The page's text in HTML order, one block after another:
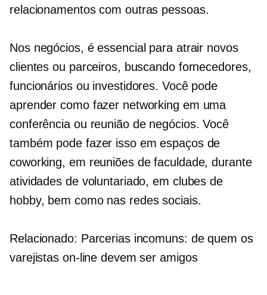
relacionamentos com outras pessoas.
Nos negócios, é essencial para atrair novos
clientes ou parceiros, buscando fornecedores,
funcionários ou investidores. Você pode
aprender como fazer networking em uma
conferência ou reunião de negócios. Você
também pode fazer isso em espaços de
coworking, em reuniões de faculdade, durante
atividades de voluntariado, em clubes de
hobby, bem como nas redes sociais.
Relacionado: Parcerias incomuns: de quem os
varejistas on-line devem ser amigos